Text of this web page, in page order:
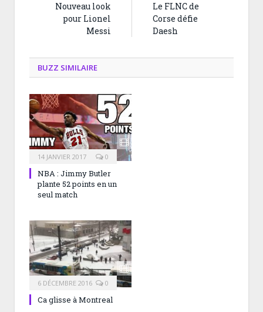
Nouveau look
pour Lionel
Messi
Le FLNC de
Corse défie
Daesh
BUZZ SIMILAIRE
14 JANVIER 2017 0
NBA : Jimmy Butler
plante 52 points en un
seul match
6 DÉCEMBRE 2016 0
Ca glisse à Montreal